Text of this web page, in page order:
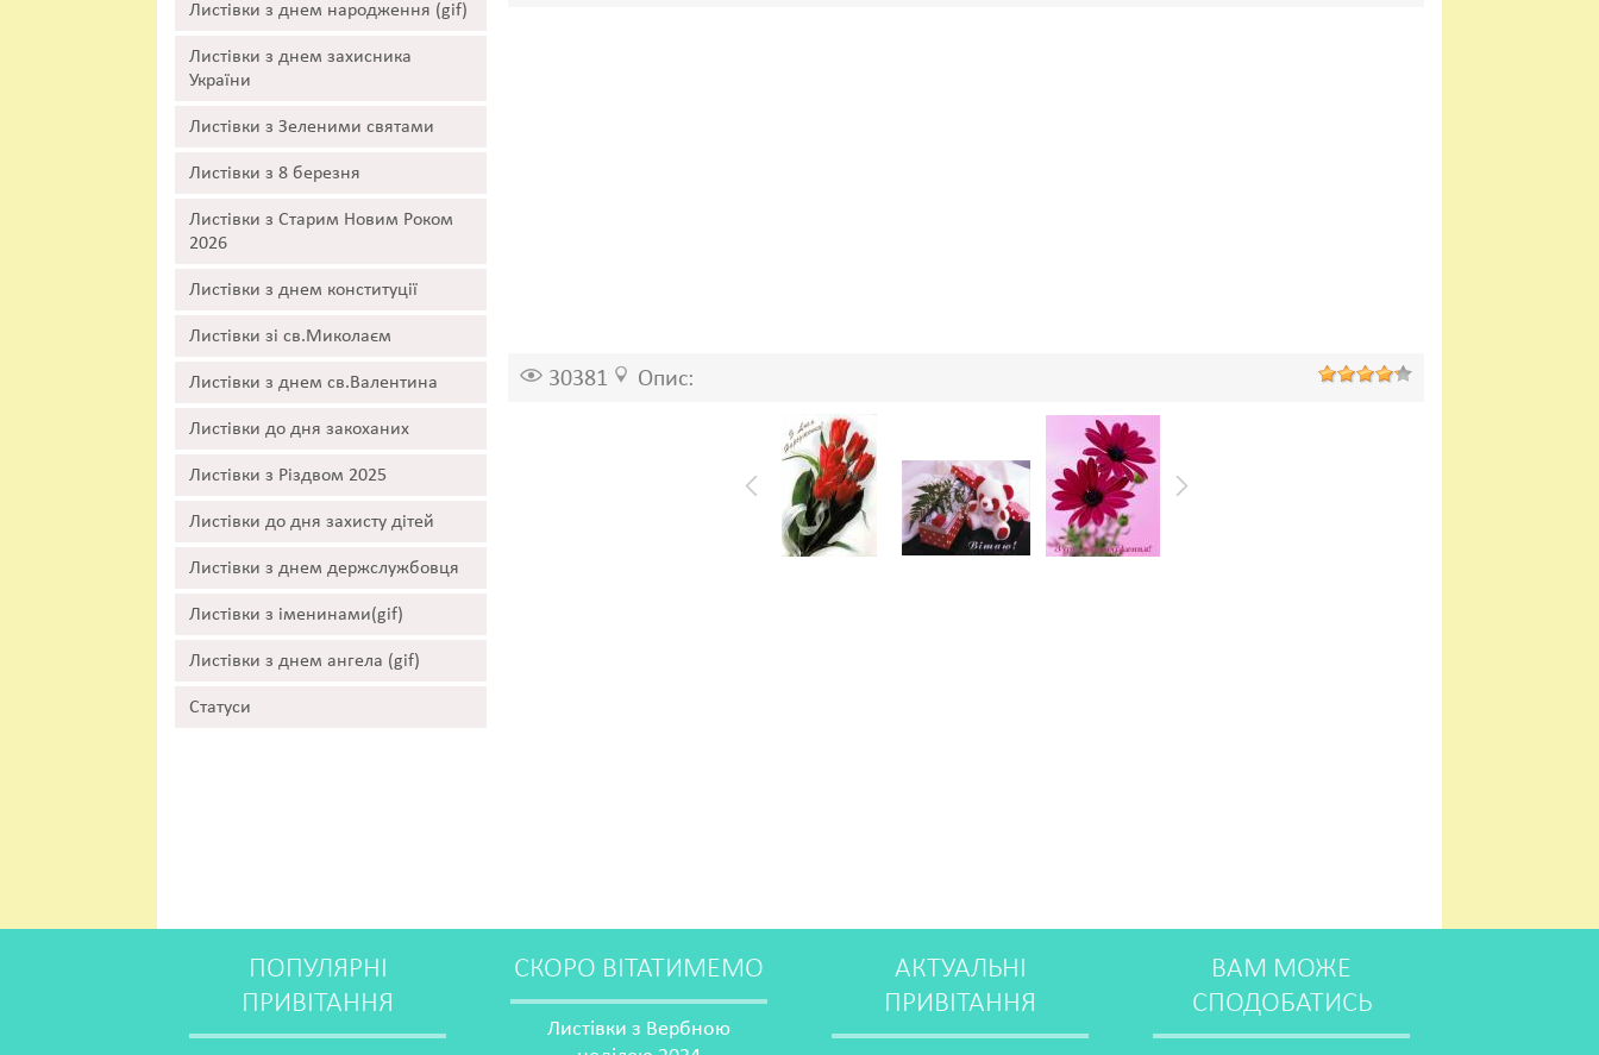
Листівки з днем народження (gif)
Листівки з днем захисника
України
Листівки з Зеленими святами
Листівки з 8 березня
Листівки з Старим Новим Роком
2026
Листівки з днем конституції
Листівки зі св.Миколаєм
Листівки з днем св.Валентина
Листівки до дня закоханих
Листівки з Різдвом 2025
Листівки до дня захисту дітей
Листівки з днем держслужбовця
Листівки з іменинами(gif)
Листівки з днем ангела (gif)
Статуси
30381 Опис:
ПОПУЛЯРНІ
ПРИВІТАННЯ
СКОРО ВІТАТИМЕМО
Листівки з Вербною
АКТУАЛЬНІ
ПРИВІТАННЯ
ВАМ МОЖЕ
СПОДОБАТИСЬ